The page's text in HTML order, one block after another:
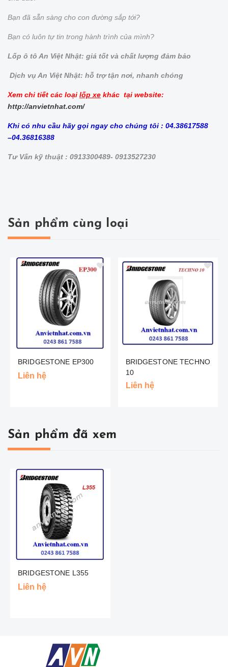
Bạn đã sẵn sàng cho con đường sắp tới?
Bạn có luôn tự tin trong hành trình của mình?
Lốp ô tô An Việt Nhật: giá tốt và chất lượng đảm bảo
Dịch vụ An Việt Nhật: hỗ trợ tận nơi, nhanh chóng
Xem chi tiết các loại lốp xe khác tại website:
http://anvietnhat.com/
Khi có nhu cầu hãy gọi ngay cho chúng tôi : 04.38617588
–04.36816388
Tư Vấn kỹ thuật : 0913300489- 0913527230
Sản phẩm cùng loại
BRIDGESTONE EP300
Liên hệ
BRIDGESTONE TECHNO
10
Liên hệ
Sản phẩm đã xem
BRIDGESTONE L355
Liên hệ